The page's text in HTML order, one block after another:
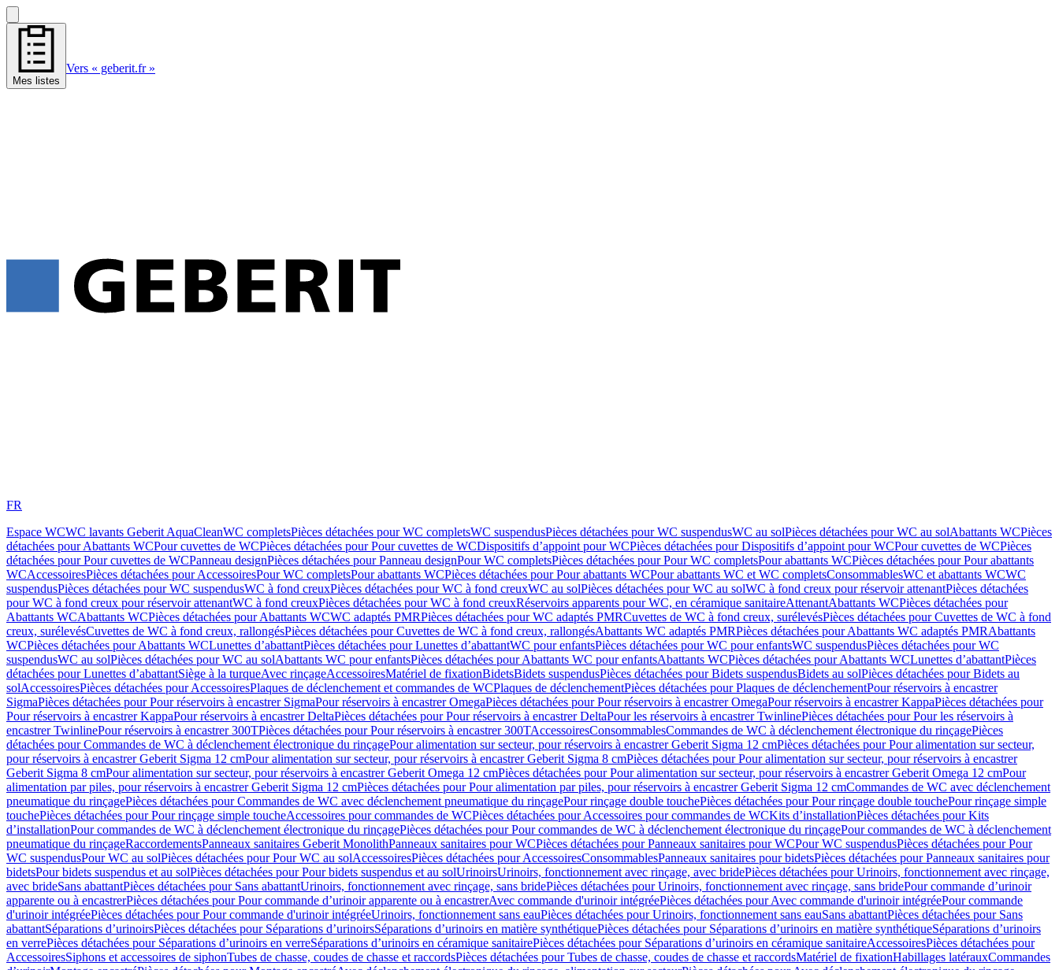
Mes listes
Vers « geberit.fr »
FR
Espace WCWC lavants Geberit AquaCleanWC completsPièces détachées pour WC completsWC suspendusPièces détachées pour WC suspendusWC au solPièces détachées pour WC au solAbattants WCPièces
détachées pour Abattants WCPour cuvettes de WCPièces détachées pour Pour cuvettes de WCDispositifs d’appoint pour WCPièces détachées pour Dispositifs d’appoint pour WCPour cuvettes de WCPièces
détachées pour Pour cuvettes de WCPanneau designPièces détachées pour Panneau designPour WC completsPièces détachées pour Pour WC completsPour abattants WCPièces détachées pour Pour abattants
WCAccessoiresPièces détachées pour AccessoiresPour WC completsPour abattants WCPièces détachées pour Pour abattants WCPour abattants WC et WC completsConsommablesWC et abattants WCWC
suspendusPièces détachées pour WC suspendusWC à fond creuxPièces détachées pour WC à fond creuxWC au solPièces détachées pour WC au solWC à fond creux pour réservoir attenantPièces détachées
pour WC à fond creux pour réservoir attenantWC à fond creuxPièces détachées pour WC à fond creuxRéservoirs apparents pour WC, en céramique sanitaireAttenantAbattants WCPièces détachées pour
Abattants WCAbattants WCPièces détachées pour Abattants WCWC adaptés PMRPièces détachées pour WC adaptés PMRCuvettes de WC à fond creux, surélevésPièces détachées pour Cuvettes de WC à fond
creux, surélevésCuvettes de WC à fond creux, rallongésPièces détachées pour Cuvettes de WC à fond creux, rallongésAbattants WC adaptés PMRPièces détachées pour Abattants WC adaptés PMRAbattants
WCPièces détachées pour Abattants WCLunettes d’abattantPièces détachées pour Lunettes d’abattantWC pour enfantsPièces détachées pour WC pour enfantsWC suspendusPièces détachées pour WC
suspendusWC au solPièces détachées pour WC au solAbattants WC pour enfantsPièces détachées pour Abattants WC pour enfantsAbattants WCPièces détachées pour Abattants WCLunettes d’abattantPièces
détachées pour Lunettes d’abattantSiège à la turqueAvec rinçageAccessoiresMatériel de fixationBidetsBidets suspendusPièces détachées pour Bidets suspendusBidets au solPièces détachées pour Bidets au
solAccessoiresPièces détachées pour AccessoiresPlaques de déclenchement et commandes de WCPlaques de déclenchementPièces détachées pour Plaques de déclenchementPour réservoirs à encastrer
SigmaPièces détachées pour Pour réservoirs à encastrer SigmaPour réservoirs à encastrer OmegaPièces détachées pour Pour réservoirs à encastrer OmegaPour réservoirs à encastrer KappaPièces détachées pour
Pour réservoirs à encastrer KappaPour réservoirs à encastrer DeltaPièces détachées pour Pour réservoirs à encastrer DeltaPour les réservoirs à encastrer TwinlinePièces détachées pour Pour les réservoirs à
encastrer TwinlinePour réservoirs à encastrer 300TPièces détachées pour Pour réservoirs à encastrer 300TAccessoiresConsommablesCommandes de WC à déclenchement électronique du rinçagePièces
détachées pour Commandes de WC à déclenchement électronique du rinçagePour alimentation sur secteur, pour réservoirs à encastrer Geberit Sigma 12 cmPièces détachées pour Pour alimentation sur secteur,
pour réservoirs à encastrer Geberit Sigma 12 cmPour alimentation sur secteur, pour réservoirs à encastrer Geberit Sigma 8 cmPièces détachées pour Pour alimentation sur secteur, pour réservoirs à encastrer
Geberit Sigma 8 cmPour alimentation sur secteur, pour réservoirs à encastrer Geberit Omega 12 cmPièces détachées pour Pour alimentation sur secteur, pour réservoirs à encastrer Geberit Omega 12 cmPour
alimentation par piles, pour réservoirs à encastrer Geberit Sigma 12 cmPièces détachées pour Pour alimentation par piles, pour réservoirs à encastrer Geberit Sigma 12 cmCommandes de WC avec déclenchement
pneumatique du rinçagePièces détachées pour Commandes de WC avec déclenchement pneumatique du rinçagePour rinçage double touchePièces détachées pour Pour rinçage double touchePour rinçage simple
touchePièces détachées pour Pour rinçage simple toucheAccessoires pour commandes de WCPièces détachées pour Accessoires pour commandes de WCKits d’installationPièces détachées pour Kits
d’installationPour commandes de WC à déclenchement électronique du rinçagePièces détachées pour Pour commandes de WC à déclenchement électronique du rinçagePour commandes de WC à déclenchement
pneumatique du rinçageRaccordementsPanneaux sanitaires Geberit MonolithPanneaux sanitaires pour WCPièces détachées pour Panneaux sanitaires pour WCPour WC suspendusPièces détachées pour Pour
WC suspendusPour WC au solPièces détachées pour Pour WC au solAccessoiresPièces détachées pour AccessoiresConsommablesPanneaux sanitaires pour bidetsPièces détachées pour Panneaux sanitaires pour
bidetsPour bidets suspendus et au solPièces détachées pour Pour bidets suspendus et au solUrinoirsUrinoirs, fonctionnement avec rinçage, avec bridePièces détachées pour Urinoirs, fonctionnement avec rinçage,
avec brideSans abattantPièces détachées pour Sans abattantUrinoirs, fonctionnement avec rinçage, sans bridePièces détachées pour Urinoirs, fonctionnement avec rinçage, sans bridePour commande d’urinoir
apparente ou à encastrerPièces détachées pour Pour commande d’urinoir apparente ou à encastrerAvec commande d'urinoir intégréePièces détachées pour Avec commande d'urinoir intégréePour commande
d'urinoir intégréePièces détachées pour Pour commande d'urinoir intégréeUrinoirs, fonctionnement sans eauPièces détachées pour Urinoirs, fonctionnement sans eauSans abattantPièces détachées pour Sans
abattantSéparations d’urinoirsPièces détachées pour Séparations d’urinoirsSéparations d’urinoirs en matière synthétiquePièces détachées pour Séparations d’urinoirs en matière synthétiqueSéparations d’urinoirs
en verrePièces détachées pour Séparations d’urinoirs en verreSéparations d’urinoirs en céramique sanitairePièces détachées pour Séparations d’urinoirs en céramique sanitaireAccessoiresPièces détachées pour
AccessoiresSiphons et accessoires de siphonTubes de chasse, coudes de chasse et raccordsPièces détachées pour Tubes de chasse, coudes de chasse et raccordsMatériel de fixationHabillages latérauxCommandes